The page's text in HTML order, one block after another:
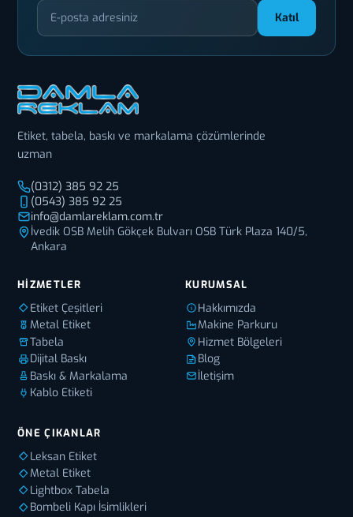
Katıl
Etiket, tabela, baskı ve markalama çözümlerinde
uzman
(0312) 385 92 25
(0543) 385 92 25
info@damlareklam.com.tr
İvedik OSB Melih Gökçek Bulvarı OSB Türk Plaza 140/5,
Ankara
HIZMETLER
Etiket Çeşitleri
Metal Etiket
Tabela
Dijital Baskı
Baskı & Markalama
Kablo Etiketi
KURUMSAL
Hakkımızda
Makine Parkuru
Hizmet Bölgeleri
Blog
İletişim
ÖNE ÇIKANLAR
Leksan Etiket
Metal Etiket
Lightbox Tabela
Bombeli Kapı İsimlikleri